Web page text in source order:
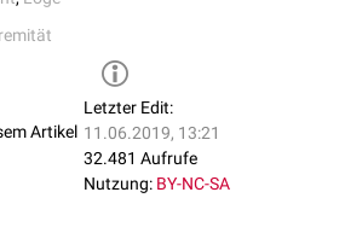
Artikel
Letzter Edit:
11.06.2019, 13:21
32.481 Aufrufe
Nutzung: BY-NC-SA